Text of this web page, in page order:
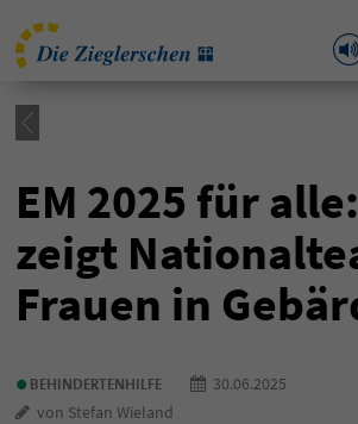
EM 2025 für
zeigt
Frauen in
• BEHINDERTENHILFE
30.06.2025
von Stefan Wieland